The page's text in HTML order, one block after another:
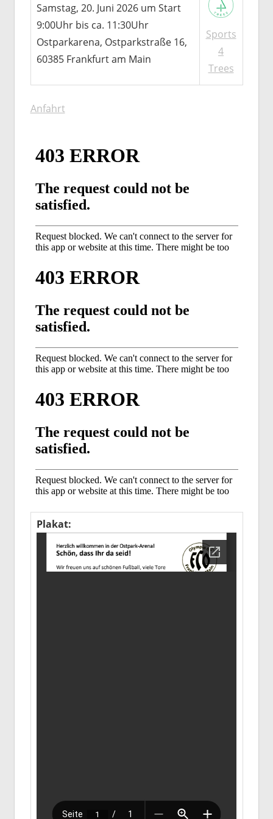
Samstag, 20. Juni 2026 um Start
9:00Uhr bis ca. 11:30Uhr
Ostparkarena, Ostparkstraße 16,
60385 Frankfurt am Main
Sports
4
Trees
Anfahrt